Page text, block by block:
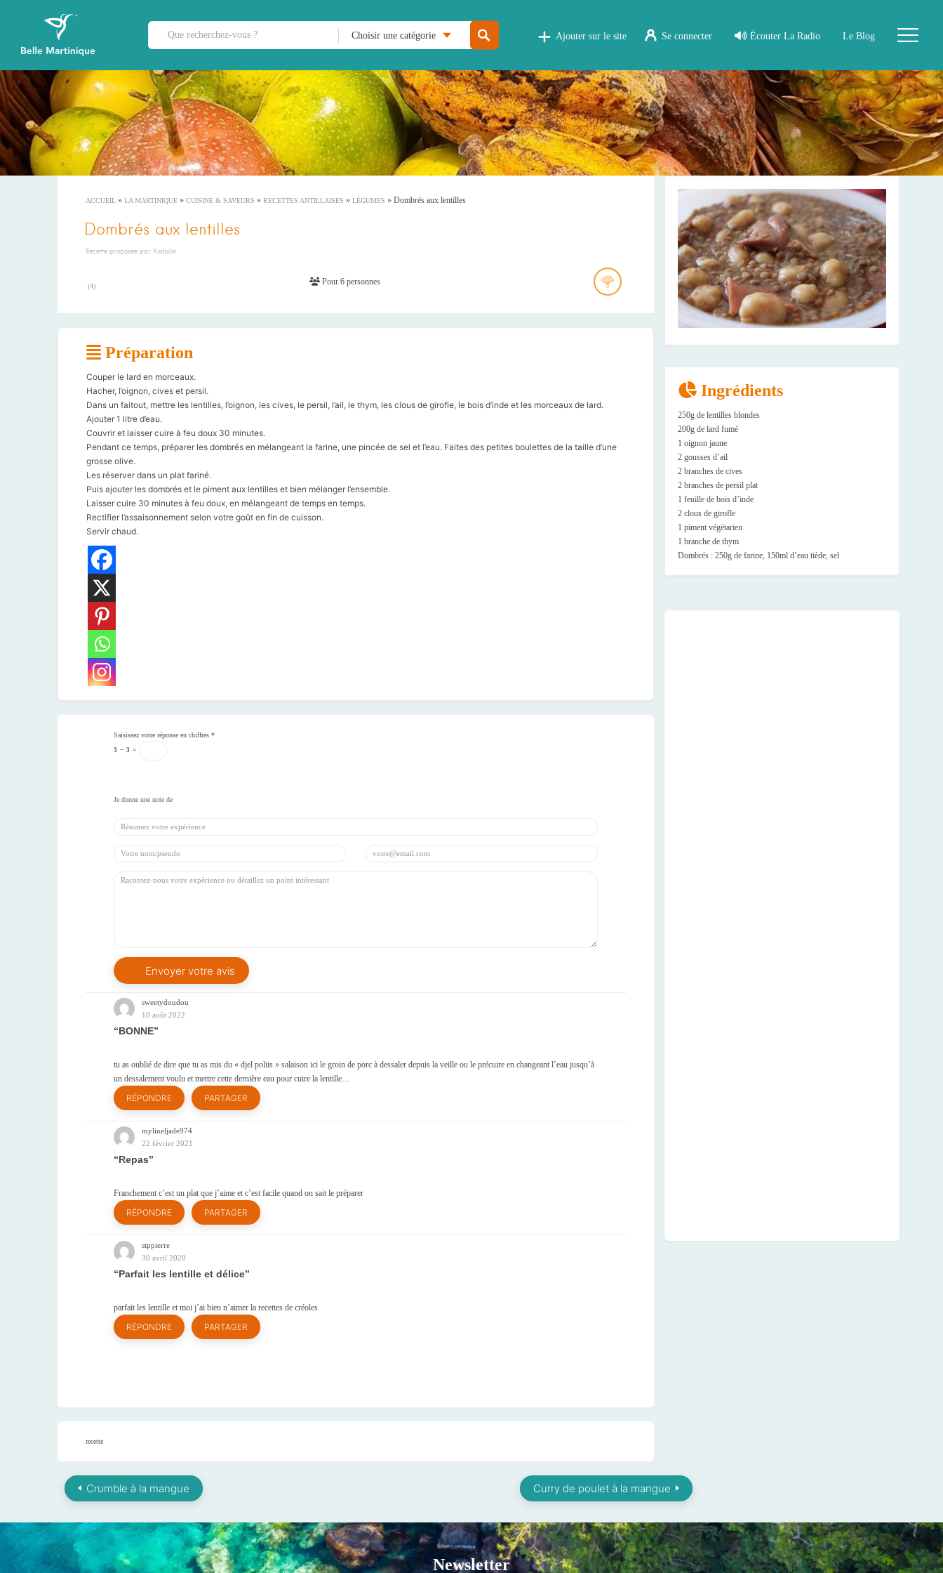
Choisir une catégorie Ajouter sur le site Se connecter Écouter La Radio Le Blog
ACCUEIL » LA MARTINIQUE » CUISINE & SAVEURS » RECETTES ANTILLAISES » LÉGUMES » Dombrés aux lentilles
Dombrés aux lentilles
Recette proposée par Nathalie
(4) Pour 6 personnes
Préparation
Couper le lard en morceaux.
Hacher, l’oignon, cives et persil.
Dans un faitout, mettre les lentilles, l’oignon, les cives, le persil, l’ail, le thym, les clous de girofle, le bois d’inde et les morceaux de lard.
Ajouter 1 litre d’eau.
Couvrir et laisser cuire à feu doux 30 minutes.
Pendant ce temps, préparer les dombrés en mélangeant la farine, une pincée de sel et l’eau. Faites des petites boulettes de la taille d’une
grosse olive.
Les réserver dans un plat fariné.
Puis ajouter les dombrés et le piment aux lentilles et bien mélanger l’ensemble.
Laisser cuire 30 minutes à feu doux, en mélangeant de temps en temps.
Rectifier l’assaisonnement selon votre goût en fin de cuisson.
Servir chaud.
Saisissez votre réponse en chiffres *
3 − 3 =
sweetydoudou
10 août 2022
BONNE
tu as oublié de dire que tu as mis du « djel poliis » salaison ici le groin de porc à dessaler depuis la veille ou le précuire en changeant l’eau jusqu’à
un dessalement voulu et mettre cette dernière eau pour cuire la lentille…
RÉPONDRE PARTAGER
mylineljade974
22 février 2021
Repas
Franchement c’est un plat que j’aime et c’est facile quand on sait le préparer
RÉPONDRE PARTAGER
stppierre
30 avril 2020
Parfait les lentille et délice
parfait les lentille et moi j’ai bien n’aimer la recettes de créoles
RÉPONDRE PARTAGER
recette
Ingrédients
250g de lentilles blondes
200g de lard fumé
1 oignon jaune
2 gousses d’ail
2 branches de cives
2 branches de persil plat
1 feuille de bois d’inde
2 clous de girofle
1 piment végétarien
1 branche de thym
Dombrés : 250g de farine, 150ml d’eau tiède, sel
Crumble à la mangue Curry de poulet à la mangue
Newsletter